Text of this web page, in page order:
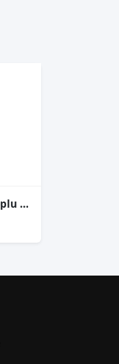
audi A3 2015 iç tesisat toplu fiş soketi renkli